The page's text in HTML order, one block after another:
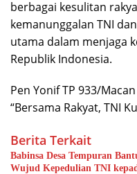
berbagai kesulitan
kemanunggalan TNI
utama dalam menjaga
Republik Indonesia.
Pen Yonif TP 933/
“Bersama Rakyat, TNI
Berita Terkait
Babinsa Desa Tempuran
Wujud Kepedulian TNI